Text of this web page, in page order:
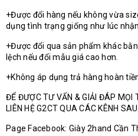
+Được đổi hàng nếu không vừa
dụng tình trạng giống như lúc
+Được đổi qua sản phẩm khác
lệch nếu đổi mẫu giá cao hơn.
+Không áp dụng trả hàng hoàn
ĐỂ ĐƯỢC TƯ VẤN & GIẢI ĐÁP MỌI
LIÊN HỆ G2CT QUA CÁC KÊNH SAU.
Page Facebook: Giày 2hand Cần